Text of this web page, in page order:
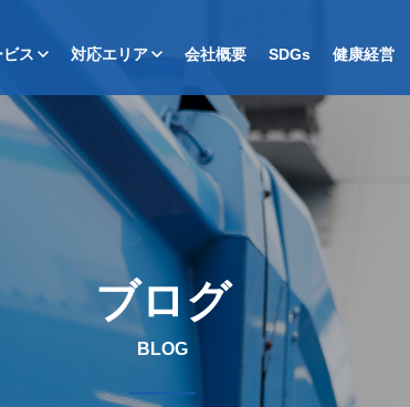
ス 対応エリア 会社概要 SDGs 健康経営
ブログ
BLOG